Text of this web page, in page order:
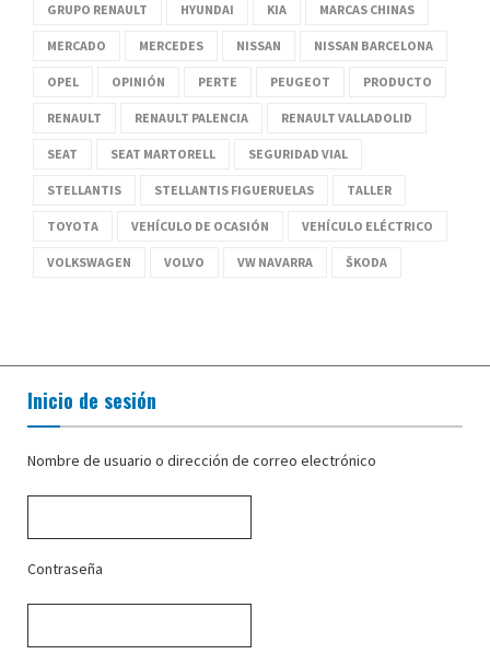
GRUPO RENAULT HYUNDAI KIA MARCAS CHINAS
MERCADO MERCEDES NISSAN NISSAN BARCELONA
OPEL OPINIÓN PERTE PEUGEOT PRODUCTO
RENAULT RENAULT PALENCIA RENAULT VALLADOLID
SEAT SEAT MARTORELL SEGURIDAD VIAL
STELLANTIS STELLANTIS FIGUERUELAS TALLER
TOYOTA VEHÍCULO DE OCASIÓN VEHÍCULO ELÉCTRICO
VOLKSWAGEN VOLVO VW NAVARRA ŠKODA
Inicio de sesión
Nombre de usuario o dirección de correo electrónico
Contraseña